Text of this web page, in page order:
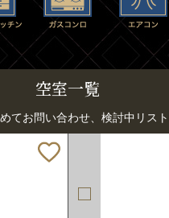
空室一覧
てお問い合わせ、検討中リスト